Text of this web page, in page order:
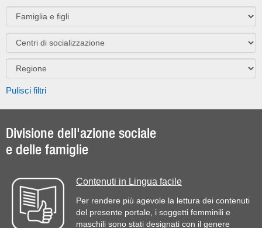
Pulisci filtri
Divisione dell'azione sociale
e delle famiglie
Contenuti in Lingua facile
Per rendere più agevole la lettura dei contenuti
del presente portale, i soggetti femminili e
maschili sono stati designati con il genere